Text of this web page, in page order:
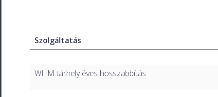
Szolgáltatás
WHM tárhely éves hosszabbítás